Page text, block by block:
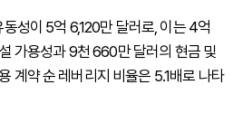
성이 5억 6,120만 달러로, 이는 4억
가용성과 9천 660만 달러의 현금 및
계약 순 레버리지 비율은 5.1배로 나타